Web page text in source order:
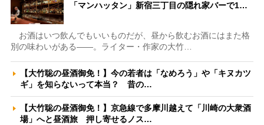
「マンハッタン」新宿三丁目の隠れ家バーで1…
お酒はいつ飲んでもいいものだが、昼から飲むお酒にはまた格
別の味わいがある――。ライター・作家の大竹…
【大竹聡の昼酒御免！】今の若者は「なめろう」や「キヌカツ
ギ」を知らないって本当？ 昔の…
【大竹聡の昼酒御免！】京急線で多摩川越えて「川崎の大衆酒
場」へと昼酒旅 押し寄せるノス…